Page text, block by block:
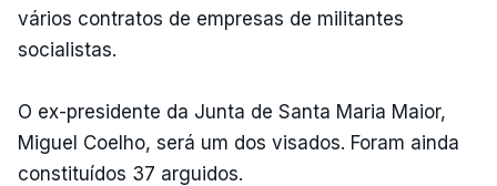
vários contratos de empresas de militantes
socialistas.
O ex-presidente da Junta de Santa Maria Maior,
Miguel Coelho, será um dos visados. Foram ainda
constituídos 37 arguidos.